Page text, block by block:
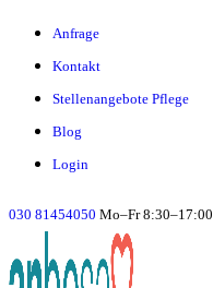
Anfrage
Kontakt
Stellenangebote Pflege
Blog
Login
030 81454050 Mo–Fr 8:30–17:00